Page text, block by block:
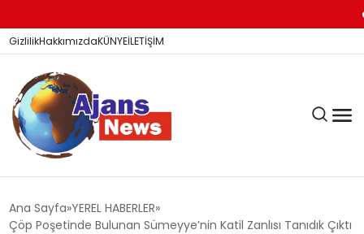
GizlilikHakkımızdaKÜNYEİLETİŞİM
KÖŞE YAZILARI
Ana Sayfa YEREL HABERLER
Çöp Poşetinde Bulunan Sümeyye’nin Katil Zanlısı Tanıdık Çıktı